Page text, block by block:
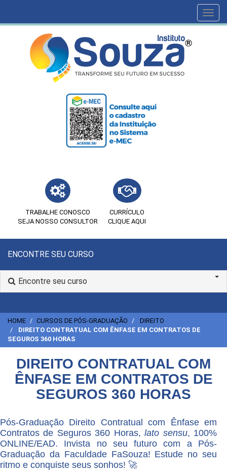
TRABALHE CONOSCO
SEJA NOSSO CONSULTOR
CURRÍCULO
CLIQUE AQUI
ENCONTRE SEU CURSO
Encontre seu curso
HOME CURSOS DE PÓS-GRADUAÇÃO
DIREITO
DIREITO CONTRATUAL COM ÊNFASE EM CONTRATOS DE
SEGUROS 360 HORAS
DIREITO CONTRATUAL COM
ÊNFASE EM CONTRATOS DE
SEGUROS 360 HORAS
Pós-Graduação Direito Contratual com Ênfase em
Contratos de Seguros 360 Horas,lato sensu, 100%
ONLINE/EAD. Invista no seu futuro com a Pós-
Graduação da Faculdade FaSouza! Estude no seu
ritmo e conquiste seus sonhos! 🚀